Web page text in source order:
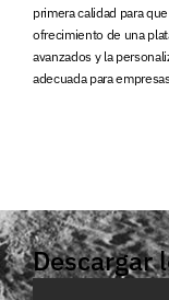
primera calidad para
ofrecimiento de una
avanzados y la
adecuada para
Descargar